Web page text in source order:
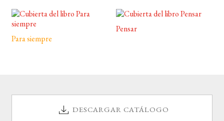
Para siempre
Pensar
DESCARGAR CATÁLOGO